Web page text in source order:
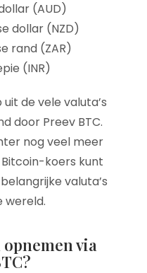
(AUD)
dollar (NZD)
rand (ZAR)
(INR)
de vele valuta’s
door Preev BTC.
nog veel meer
koers kunt
valuta’s
wereld.
via